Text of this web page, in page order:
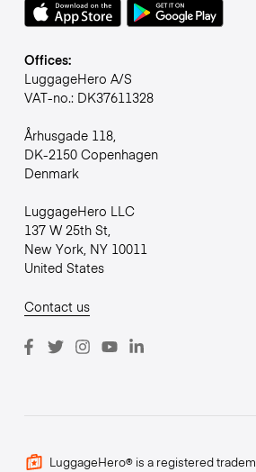
Offices:
LuggageHero A/S
VAT-no.: DK37611328
Århusgade 118,
DK-2150 Copenhagen
Denmark
LuggageHero LLC
137 W 25th St,
New York, NY 10011
United States
Contact us
LuggageHero® is a registered